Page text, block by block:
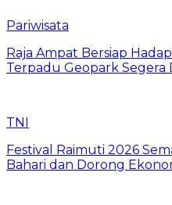
Pariwisata
Raja Ampat Bersiap
Terpadu Geopark
TNI
Festival Raimuti 2026
Bahari dan Dorong